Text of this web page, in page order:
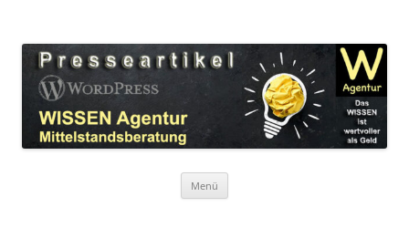
Agentur
Menü